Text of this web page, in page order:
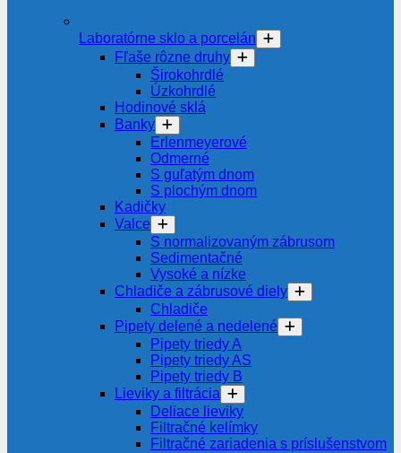
Laboratórne sklo a porcelán
Fľaše rôzne druhy
Širokohrdlé
Úzkohrdlé
Hodinové sklá
Banky
Erlenmeyerové
Odmerné
S guľatým dnom
S plochým dnom
Kadičky
Valce
S normalizovaným zábrusom
Sedimentačné
Vysoké a nízke
Chladiče a zábrusové diely
Chladiče
Pipety delené a nedelené
Pipety triedy A
Pipety triedy AS
Pipety triedy B
Lieviky a filtrácia
Deliace lieviky
Filtračné kelímky
Filtračné zariadenia s príslušenstvom